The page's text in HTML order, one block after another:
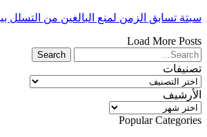
سبتة تسابق الزمن لمنع البالغين من التسلل
Load More Posts
تصنيفات
تصنيفات
الأرشيف
الأرشيف
Popular Categories